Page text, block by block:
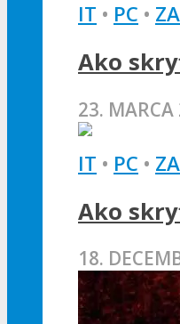
IT • PC •
Ako
23. MARCA
IT • PC •
Ako
18.